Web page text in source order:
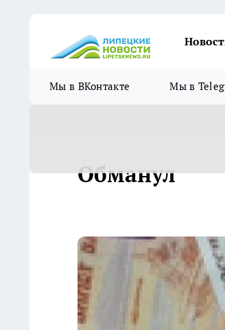
Мы в ВКонтакте Мы в
Обманул